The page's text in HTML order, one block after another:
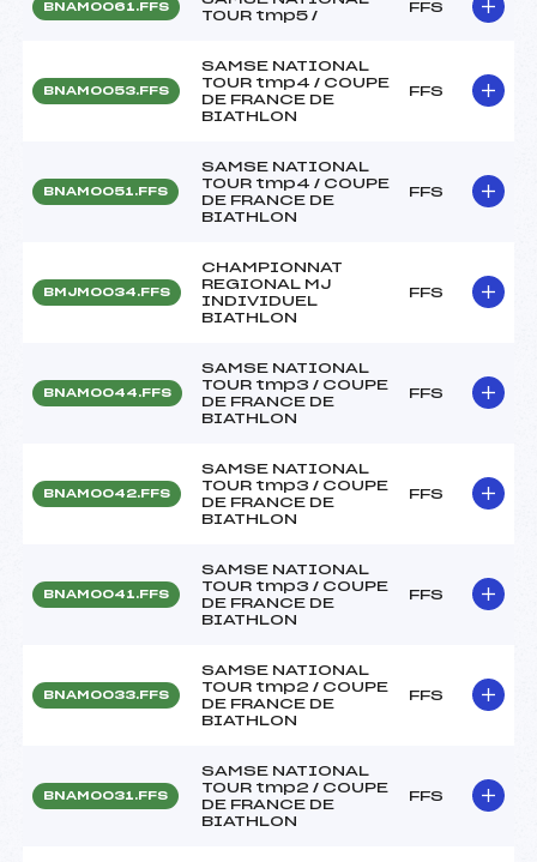
BNAM0061.FFS
TOUR tmp5 /
FFS
BNAM0053.FFS
SAMSE NATIONAL
TOUR tmp4 / COUPE
DE FRANCE DE
BIATHLON
FFS
BNAM0051.FFS
SAMSE NATIONAL
TOUR tmp4 / COUPE
DE FRANCE DE
BIATHLON
FFS
BMJM0034.FFS
CHAMPIONNAT
REGIONAL MJ
INDIVIDUEL
BIATHLON
FFS
BNAM0044.FFS
SAMSE NATIONAL
TOUR tmp3 / COUPE
DE FRANCE DE
BIATHLON
FFS
BNAM0042.FFS
SAMSE NATIONAL
TOUR tmp3 / COUPE
DE FRANCE DE
BIATHLON
FFS
BNAM0041.FFS
SAMSE NATIONAL
TOUR tmp3 / COUPE
DE FRANCE DE
BIATHLON
FFS
BNAM0033.FFS
SAMSE NATIONAL
TOUR tmp2 / COUPE
DE FRANCE DE
BIATHLON
FFS
BNAM0031.FFS
SAMSE NATIONAL
TOUR tmp2 / COUPE
DE FRANCE DE
BIATHLON
FFS